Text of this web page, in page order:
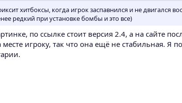
хитбоксы, когда игрок заспавнился и не двигался
редкий при установке бомбы и это все)
по ссылке стоит версия 2.4, а на сайте
игроку, так что она ещё не стабильная. Я